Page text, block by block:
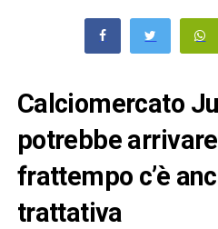
Calciomercato
potrebbe
frattempo c’è
trattativa